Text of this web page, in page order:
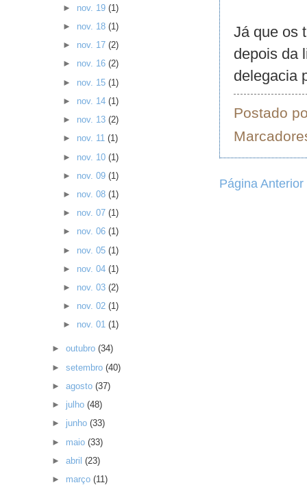
Já que os
depois da
delegacia
Postado
Página Anterior
► nov. 19 (1)
► nov. 18 (1)
► nov. 17 (2)
► nov. 16 (2)
► nov. 15 (1)
► nov. 14 (1)
► nov. 13 (2)
► nov. 11 (1)
► nov. 10 (1)
► nov. 09 (1)
► nov. 08 (1)
► nov. 07 (1)
► nov. 06 (1)
► nov. 05 (1)
► nov. 04 (1)
► nov. 03 (2)
► nov. 02 (1)
► nov. 01 (1)
►outubro(34)
►setembro(40)
►agosto(37)
► julho(48)
► junho(33)
► maio(33)
►abril(23)
► março(11)